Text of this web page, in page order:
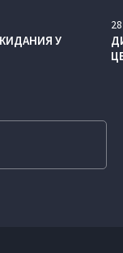
У
28